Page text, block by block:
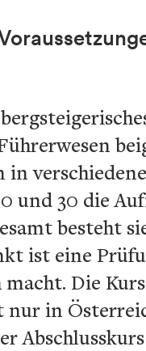
und 30 die
besteht
ist eine
Die
in